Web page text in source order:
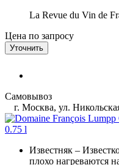
La Revue du Vin de
Цена по запросу
Уточнить
Самовывоз
г. Москва, ул.
Известняк –
плохо нагреваются